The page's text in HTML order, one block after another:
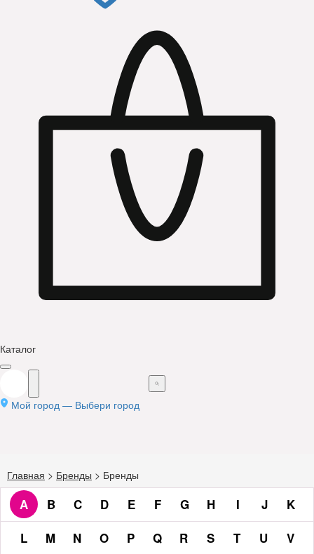
Каталог
Мой город — Выбери город
Главная > Бренды > Бренды
A B C D E F G H I J
K
L
M N O P Q R S T U V